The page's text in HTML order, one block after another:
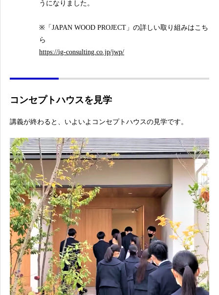
うになりました。
※「JAPAN WOOD PROJECT」の詳しい取り組みはこち
ら
https://ig-consulting.co.jp/jwp/
コンセプトハウスを見学
講義が終わると、いよいよコンセプトハウスの見学です。